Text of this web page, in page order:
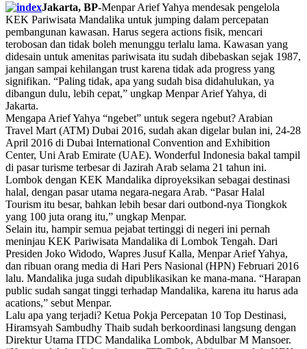
Jakarta, BP-Menpar Arief Yahya mendesak pengelola
KEK Pariwisata Mandalika untuk jumping dalam percepatan
pembangunan kawasan. Harus segera actions fisik, mencari
terobosan dan tidak boleh menunggu terlalu lama. Kawasan yang
didesain untuk amenitas pariwisata itu sudah dibebaskan sejak 1987,
jangan sampai kehilangan trust karena tidak ada progress yang
signifikan. “Paling tidak, apa yang sudah bisa didahulukan, ya
dibangun dulu, lebih cepat,” ungkap Menpar Arief Yahya, di
Jakarta.
Mengapa Arief Yahya “ngebet” untuk segera ngebut? Arabian
Travel Mart (ATM) Dubai 2016, sudah akan digelar bulan ini, 24-28
April 2016 di Dubai International Convention and Exhibition
Center, Uni Arab Emirate (UAE). Wonderful Indonesia bakal tampil
di pasar turisme terbesar di Jazirah Arab selama 21 tahun ini.
Lombok dengan KEK Mandalika diproyeksikan sebagai destinasi
halal, dengan pasar utama negara-negara Arab. “Pasar Halal
Tourism itu besar, bahkan lebih besar dari outbond-nya Tiongkok
yang 100 juta orang itu,” ungkap Menpar.
Selain itu, hampir semua pejabat tertinggi di negeri ini pernah
meninjau KEK Pariwisata Mandalika di Lombok Tengah. Dari
Presiden Joko Widodo, Wapres Jusuf Kalla, Menpar Arief Yahya,
dan ribuan orang media di Hari Pers Nasional (HPN) Februari 2016
lalu. Mandalika juga sudah dipublikasikan ke mana-mana. “Harapan
public sudah sangat tinggi terhadap Mandalika, karena itu harus ada
acations,” sebut Menpar.
Lalu apa yang terjadi? Ketua Pokja Percepatan 10 Top Destinasi,
Hiramsyah Sambudhy Thaib sudah berkoordinasi langsung dengan
Direktur Utama ITDC Mandalika Lombok, Abdulbar M Mansoer.